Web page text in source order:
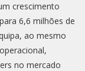
crescimento
6,6 milhões de
ao mesmo
no mercado